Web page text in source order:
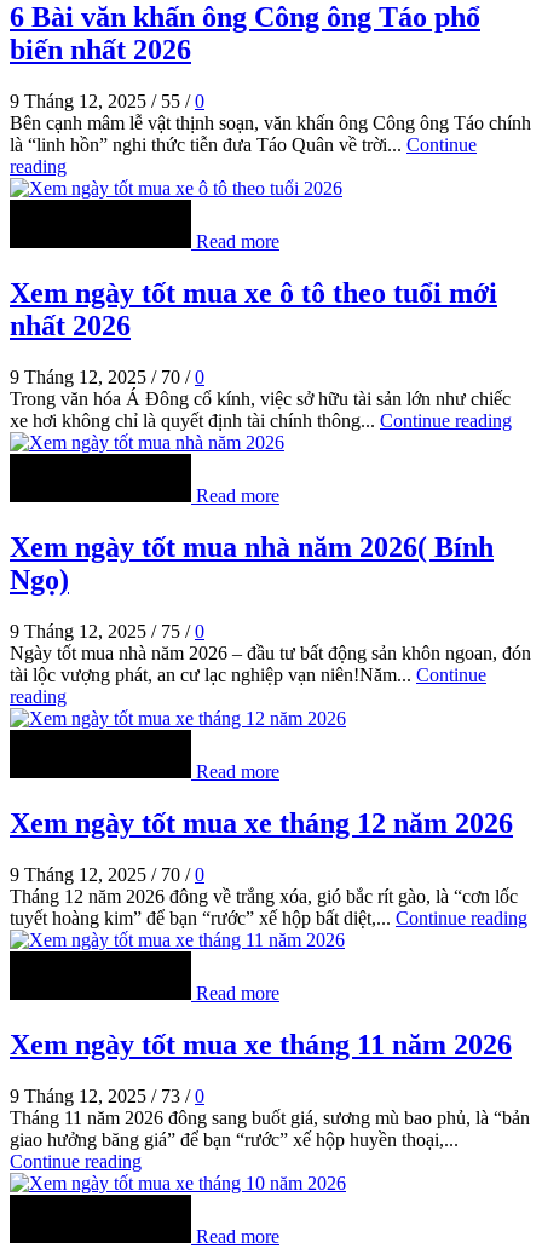
6 Bài văn khấn ông Công ông Táo phổ
biến nhất 2026
9 Tháng 12, 2025 / 55 / 0
Bên cạnh mâm lễ vật thịnh soạn, văn khấn ông Công ông Táo chính
là “linh hồn” nghi thức tiễn đưa Táo Quân về trời... Continue
reading
Read more
Xem ngày tốt mua xe ô tô theo tuổi mới
nhất 2026
9 Tháng 12, 2025 / 70 / 0
Trong văn hóa Á Đông cổ kính, việc sở hữu tài sản lớn như chiếc
xe hơi không chỉ là quyết định tài chính thông... Continue reading
Read more
Xem ngày tốt mua nhà năm 2026( Bính
Ngọ)
9 Tháng 12, 2025 / 75 / 0
Ngày tốt mua nhà năm 2026 – đầu tư bất động sản khôn ngoan, đón
tài lộc vượng phát, an cư lạc nghiệp vạn niên!Năm... Continue
reading
Read more
Xem ngày tốt mua xe tháng 12 năm 2026
9 Tháng 12, 2025 / 70 / 0
Tháng 12 năm 2026 đông về trắng xóa, gió bắc rít gào, là “cơn lốc
tuyết hoàng kim” để bạn “rước” xế hộp bất diệt,... Continue reading
Read more
Xem ngày tốt mua xe tháng 11 năm 2026
9 Tháng 12, 2025 / 73 / 0
Tháng 11 năm 2026 đông sang buốt giá, sương mù bao phủ, là “bản
giao hưởng băng giá” để bạn “rước” xế hộp huyền thoại,...
Continue reading
Read more